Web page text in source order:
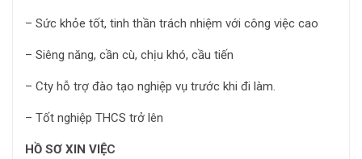
– Sức khỏe tốt, tinh thần trách nhiệm với công việc cao
– Siêng năng, cần cù, chịu khó, cầu tiến
– Cty hỗ trợ đào tạo nghiệp vụ trước khi đi làm.
– Tốt nghiệp THCS trở lên
HỒ SƠ XIN VIỆC